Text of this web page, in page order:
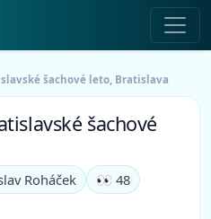
šachové leto, Bratislava
šachové
Roháček
👀 48